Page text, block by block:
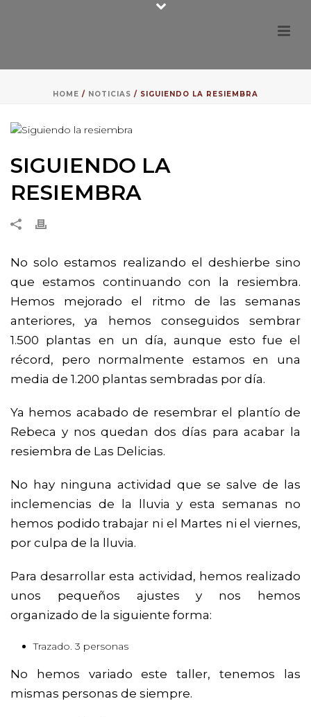
HOME / NOTICIAS / SIGUIENDO LA RESIEMBRA
SIGUIENDO LA
RESIEMBRA
No solo estamos realizando el deshierbe sino
que estamos continuando con la resiembra.
Hemos mejorado el ritmo de las semanas
anteriores, ya hemos conseguidos sembrar
1.500 plantas en un día, aunque esto fue el
récord, pero normalmente estamos en una
media de 1.200 plantas sembradas por día.
Ya hemos acabado de resembrar el plantío de
Rebeca y nos quedan dos días para acabar la
resiembra de Las Delicias.
No hay ninguna actividad que se salve de las
inclemencias de la lluvia y esta semanas no
hemos podido trabajar ni el Martes ni el viernes,
por culpa de la lluvia.
Para desarrollar esta actividad, hemos realizado
unos pequeños ajustes y nos hemos
organizado de la siguiente forma:
Trazado. 3 personas
No hemos variado este taller, tenemos las
mismas personas de siempre.